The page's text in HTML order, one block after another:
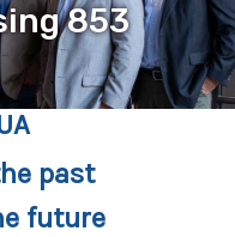
853
past
future